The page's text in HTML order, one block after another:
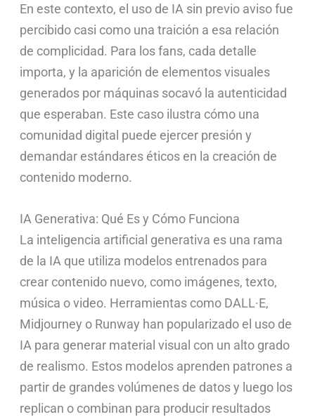
En este contexto, el uso de IA sin previo aviso fue
percibido casi como una traición a esa relación
de complicidad. Para los fans, cada detalle
importa, y la aparición de elementos visuales
generados por máquinas socavó la autenticidad
que esperaban. Este caso ilustra cómo una
comunidad digital puede ejercer presión y
demandar estándares éticos en la creación de
contenido moderno.
IA Generativa: Qué Es y Cómo Funciona
La inteligencia artificial generativa es una rama
de la IA que utiliza modelos entrenados para
crear contenido nuevo, como imágenes, texto,
música o video. Herramientas como DALL·E,
Midjourney o Runway han popularizado el uso de
IA para generar material visual con un alto grado
de realismo. Estos modelos aprenden patrones a
partir de grandes volúmenes de datos y luego los
replican o combinan para producir resultados